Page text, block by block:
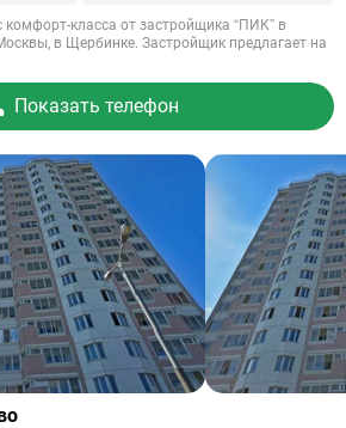
класса от застройщика “ПИК” в
в Щербинке. Застройщик предлагает на
Показать телефон